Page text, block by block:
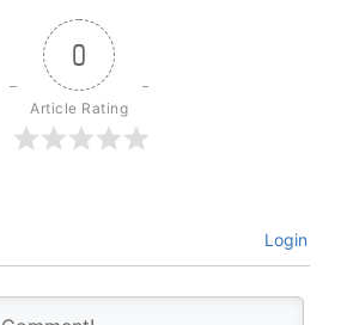
0
Article Rating
Login